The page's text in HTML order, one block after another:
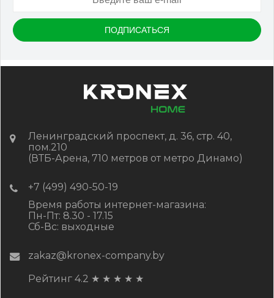
150*25*3000 мм
КУПИТЬ
Ленинградский проспект, д. 36, стр. 40,
пом.210
(ВТБ-Арена, 710 метров от метро Динамо)
+7 (499) 490-50-19
Время работы интернет-магазина:
Пн-Пт: 8.30 - 17.15
Сб-Вс: выходные
zakaz@kronex-company.by
Рейтинг 4.2 ★ ★ ★ ★ ★